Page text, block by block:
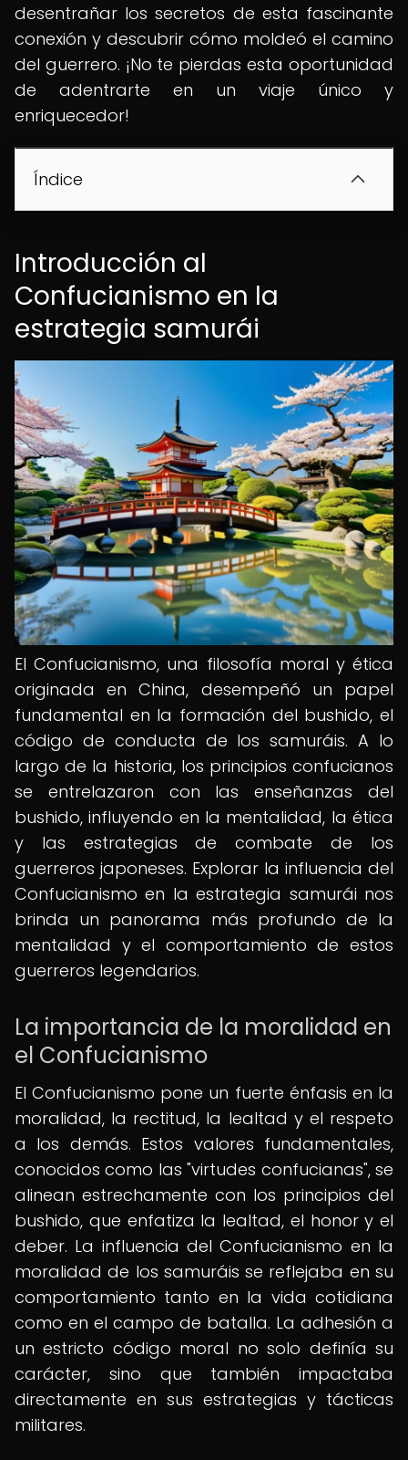
desentrañar los secretos de esta fascinante
conexión y descubrir cómo moldeó el camino
del guerrero. ¡No te pierdas esta oportunidad
de adentrarte en un viaje único y
enriquecedor!
Índice
Introducción al
Confucianismo en la
estrategia samurái
El Confucianismo, una filosofía moral y ética
originada en China, desempeñó un papel
fundamental en la formación del bushido, el
código de conducta de los samuráis. A lo
largo de la historia, los principios confucianos
se entrelazaron con las enseñanzas del
bushido, influyendo en la mentalidad, la ética
y las estrategias de combate de los
guerreros japoneses. Explorar la influencia del
Confucianismo en la estrategia samurái nos
brinda un panorama más profundo de la
mentalidad y el comportamiento de estos
guerreros legendarios.
La importancia de la moralidad en
el Confucianismo
El Confucianismo pone un fuerte énfasis en la
moralidad, la rectitud, la lealtad y el respeto
a los demás. Estos valores fundamentales,
conocidos como las "virtudes confucianas", se
alinean estrechamente con los principios del
bushido, que enfatiza la lealtad, el honor y el
deber. La influencia del Confucianismo en la
moralidad de los samuráis se reflejaba en su
comportamiento tanto en la vida cotidiana
como en el campo de batalla. La adhesión a
un estricto código moral no solo definía su
carácter, sino que también impactaba
directamente en sus estrategias y tácticas
militares.